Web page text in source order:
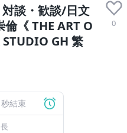
談・歓談/日文
《 THE ART O
GH 繁
0
秒結束